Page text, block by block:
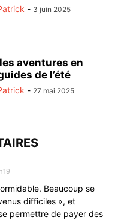
- 3 juin 2025
aventures en
de l’été
- 27 mai 2025
Beaucoup se
difficiles », et
permettre de payer des